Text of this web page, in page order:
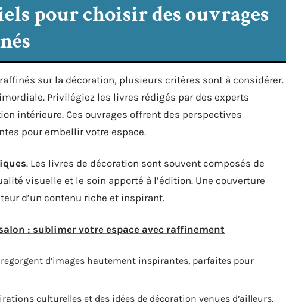
pour choisir des ouvrages
sur la décoration, plusieurs critères sont à considérer.
Privilégiez les livres rédigés par des experts
intérieure. Ces ouvrages offrent des perspectives
pour embellir votre espace.
. Les livres de décoration sont souvent composés de
visuelle et le soin apporté à l’édition. Une couverture
d’un contenu riche et inspirant.
: sublimer votre espace avec raffinement
regorgent d’images hautement inspirantes, parfaites pour
culturelles et des idées de décoration venues d’ailleurs.